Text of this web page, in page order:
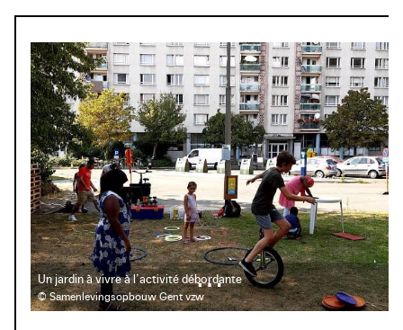
pour la ville une plateforme idéale pour s’essayer à des
infrastructures spécifiques, d’autres formes de mobilité,
des parkings de proximité ou à distance, des espaces verts
dans le paysage urbain, etc. Pour les citoyens et les
riverains, elles offrent une occasion idéale de mieux faire
connaissance avec le voisinage et de créer davantage
d’espace pour passer du temps à l’extérieur, notamment
pour les personnes qui ne disposent pas de leur propre
jardin.
Un jardin à vivre à l’activité débordante
© Samenlevingsopbouw Gent vzw